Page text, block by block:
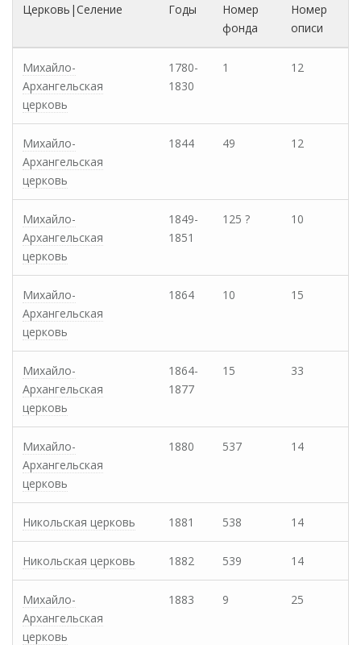
Церковь|Селение Годы
Номер
фонда
Номер
описи
Михайло-
Архангельская
церковь
1780-
1830
1 12
Михайло-
Архангельская
церковь
1844 49 12
Михайло-
Архангельская
церковь
1849-
1851
125 ? 10
Михайло-
Архангельская
церковь
1864 10 15
Михайло-
Архангельская
церковь
1864-
1877
15 33
Михайло-
Архангельская
церковь
1880 537 14
Никольская церковь 1881 538 14
Никольская церковь 1882 539 14
Михайло-
Архангельская
церковь
1883 9 25